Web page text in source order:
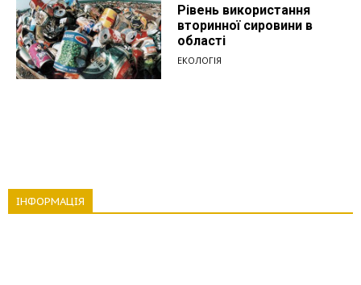
Рівень використання
вторинної сировини в
області
ЕКОЛОГІЯ
ІНФОРМАЦІЯ